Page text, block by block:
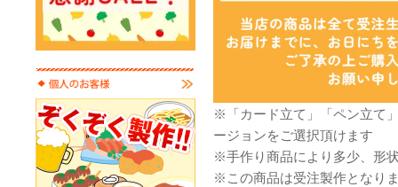
※「カード立て」「ペン立て
ージョンをご選択頂けます
※手作り商品により多少、形
※この商品は受注製作となり